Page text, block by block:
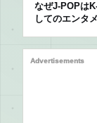
なぜJ-POPは
してのエンタ
Advertisements